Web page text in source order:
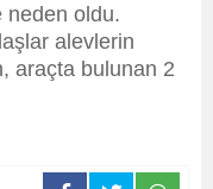
neden oldu.
alevlerin
araçta bulunan 2